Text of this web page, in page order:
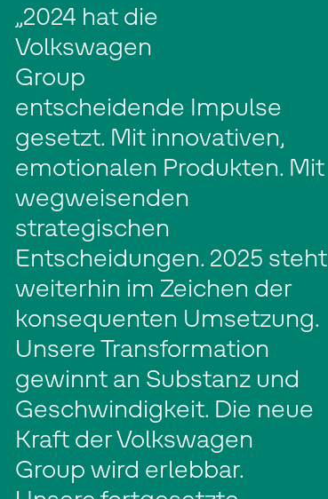
„2024 hat die
Volkswagen
Group
entscheidende Impulse
gesetzt. Mit innovativen,
emotionalen Produkten. Mit
wegweisenden
strategischen
Entscheidungen. 2025 steht
weiterhin im Zeichen der
konsequenten Umsetzung.
Unsere Transformation
gewinnt an Substanz und
Geschwindigkeit. Die neue
Kraft der Volkswagen
Group wird erlebbar.